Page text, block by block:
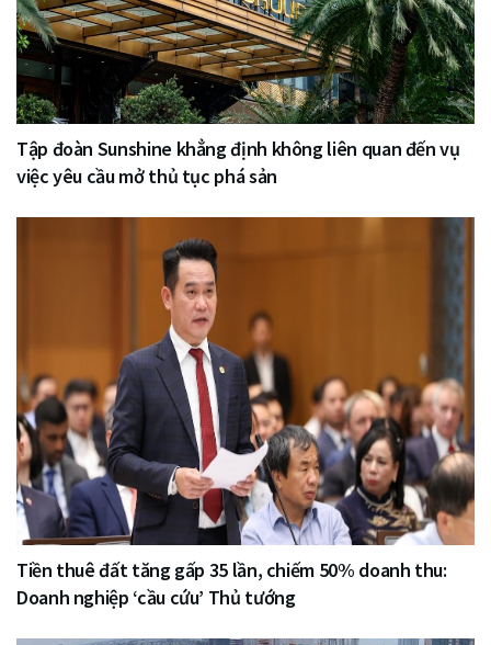
Tập đoàn Sunshine khẳng định không liên quan đến vụ
việc yêu cầu mở thủ tục phá sản
Tiền thuê đất tăng gấp 35 lần, chiếm 50% doanh thu:
Doanh nghiệp ‘cầu cứu’ Thủ tướng